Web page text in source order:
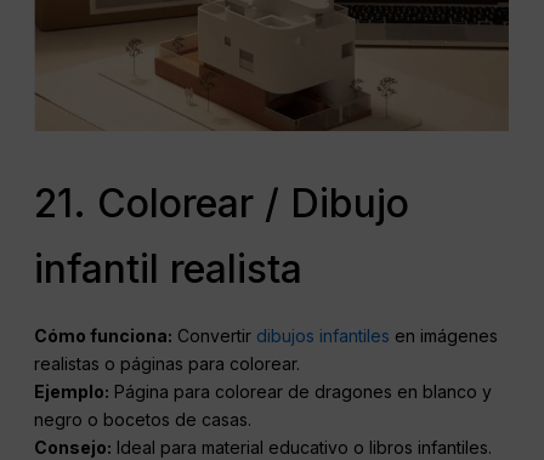
21. Colorear / Dibujo
infantil realista
Cómo funciona: Convertir dibujos infantiles en imágenes
realistas o páginas para colorear.
Ejemplo: Página para colorear de dragones en blanco y
negro o bocetos de casas.
Consejo: Ideal para material educativo o libros infantiles.